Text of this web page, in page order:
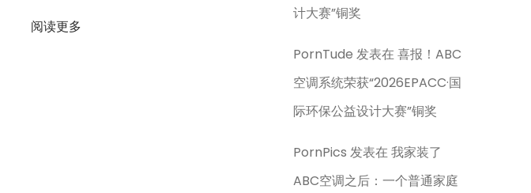
阅读更多
计大赛”铜奖
PornTude 发表在喜报！ABC
空调系统荣获“2026EPACC·国
际环保公益设计大赛”铜奖
PornPics 发表在我家装了
ABC空调之后：一个普通家庭